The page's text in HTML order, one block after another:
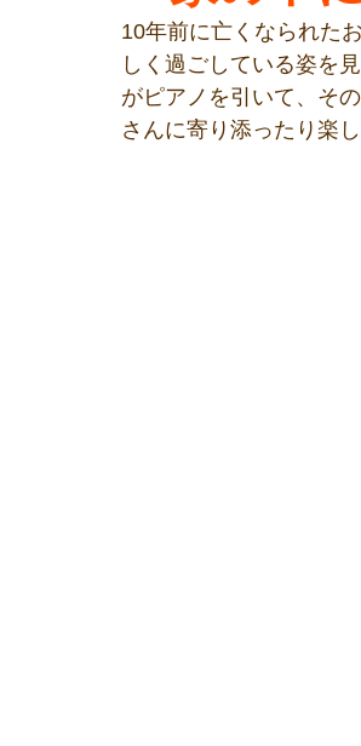
10年前に亡くなられた
しく過ごしている姿を
がピアノを引いて、そ
さんに寄り添ったり楽